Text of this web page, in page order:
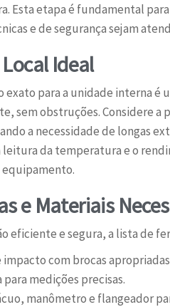
Esta etapa é fundamental
e de segurança sejam
Ideal
exato para a unidade interna
sem obstruções. Considere
a necessidade de longas
da temperatura e o
e Materiais
eficiente e segura, a lista de
impacto com brocas
medições precisas.
manômetro e flangeador